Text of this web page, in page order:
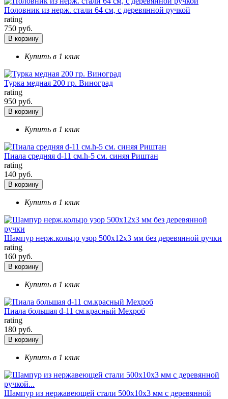
Половник из нерж. стали 64 см, с деревянной ручкой
rating
750 руб.
В корзину
Купить в 1 клик
Турка медная 200 гр. Виноград
rating
950 руб.
В корзину
Купить в 1 клик
Пиала средняя d-11 см.h-5 см. синяя Риштан
rating
140 руб.
В корзину
Купить в 1 клик
Шампур нерж.кольцо узор 500х12х3 мм без деревянной ручки
rating
160 руб.
В корзину
Купить в 1 клик
Пиала большая d-11 см.красный Мехроб
rating
180 руб.
В корзину
Купить в 1 клик
Шампур из нержавеющей стали 500х10х3 мм с деревянной